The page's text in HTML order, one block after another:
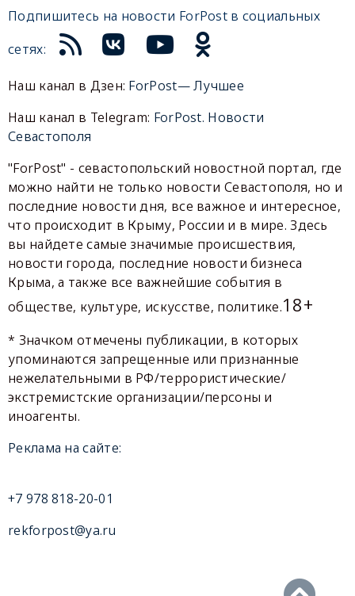
Подпишитесь на новости ForPost в социальных
сетях:
Наш канал в Дзен: ForPost— Лучшее
Наш канал в Telegram: ForPost. Новости
Севастополя
"ForPost" - севастопольский новостной портал, где
можно найти не только новости Севастополя, но и
последние новости дня, все важное и интересное,
что происходит в Крыму, России и в мире. Здесь
вы найдете самые значимые происшествия,
новости города, последние новости бизнеса
Крыма, а также все важнейшие события в
обществе, культуре, искусстве, политике.18+
* Значком отмечены публикации, в которых
упоминаются запрещенные или признанные
нежелательными в РФ/террористические/
экстремистские организации/персоны и
иноагенты.
Реклама на сайте:
+7 978 818-20-01
rekforpost@ya.ru